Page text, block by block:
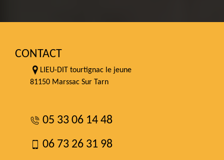
CONTACT
LIEU-DIT tourtignac le jeune
81150 Marssac Sur Tarn
05 33 06 14 48
06 73 26 31 98